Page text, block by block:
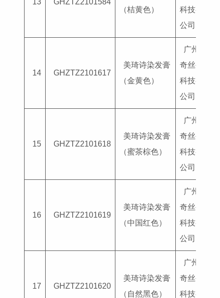
13 GHZTZ2101584
（桔黄色）
科技有限
公司
14 GHZTZ2101617
美琦诗染发膏
（金黄色）
广州美
奇丝生物
科技有限
公司
15 GHZTZ2101618
美琦诗染发膏
（蜜茶棕色）
广州美
奇丝生物
科技有限
公司
16 GHZTZ2101619
美琦诗染发膏
（中国红色）
广州美
奇丝生物
科技有限
公司
17 GHZTZ2101620
美琦诗染发膏
（自然黑色）
广州美
奇丝生物
科技有限